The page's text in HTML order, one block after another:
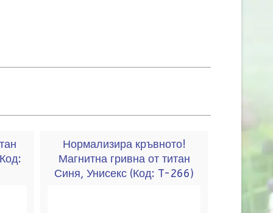
Нормализира кръвното!
Магнитна гривна от титан
Синя, Унисекс (Код: T-266)